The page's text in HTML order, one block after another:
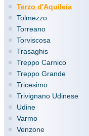
Terzo d'Aquileia
Tolmezzo
Torreano
Torviscosa
Trasaghis
Treppo Carnico
Treppo Grande
Tricesimo
Trivignano Udinese
Udine
Varmo
Venzone